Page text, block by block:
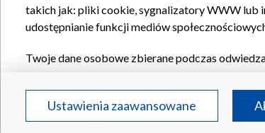
takich jak: pliki cookie, sygnalizatory WWW lub
udostępnianie funkcji mediów
Twoje dane osobowe zbierane podczas
Partnerów TVPdla realizacji następujących
reklam, tworzenia profilu spersonalizowanych
treści, stosowania badań rynkowych w celu
Ustawienia zaawansowane